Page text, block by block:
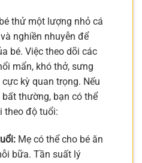
thử một lượng nhỏ cá
nghiền nhuyễn để
bé. Việc theo dõi các
mẩn, khó thở, sưng
kỳ quan trọng. Nếu
thường, bạn có thể
theo độ tuổi:
Mẹ có thể cho bé ăn
bữa. Tần suất lý